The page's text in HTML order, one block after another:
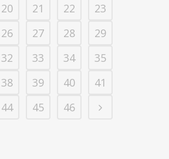
20 21 22
23
26 27 28
29
32 33 34
35
38 39 40
41
44 45 46